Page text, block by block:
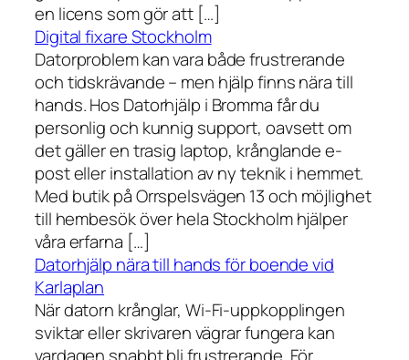
en licens som gör att […]
Digital fixare Stockholm
Datorproblem kan vara både frustrerande
och tidskrävande – men hjälp finns nära till
hands. Hos Datorhjälp i Bromma får du
personlig och kunnig support, oavsett om
det gäller en trasig laptop, krånglande e-
post eller installation av ny teknik i hemmet.
Med butik på Orrspelsvägen 13 och möjlighet
till hembesök över hela Stockholm hjälper
våra erfarna […]
Datorhjälp nära till hands för boende vid
Karlaplan
När datorn krånglar, Wi-Fi-uppkopplingen
sviktar eller skrivaren vägrar fungera kan